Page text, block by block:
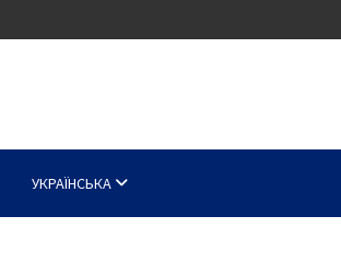
УКРАЇНСЬКА